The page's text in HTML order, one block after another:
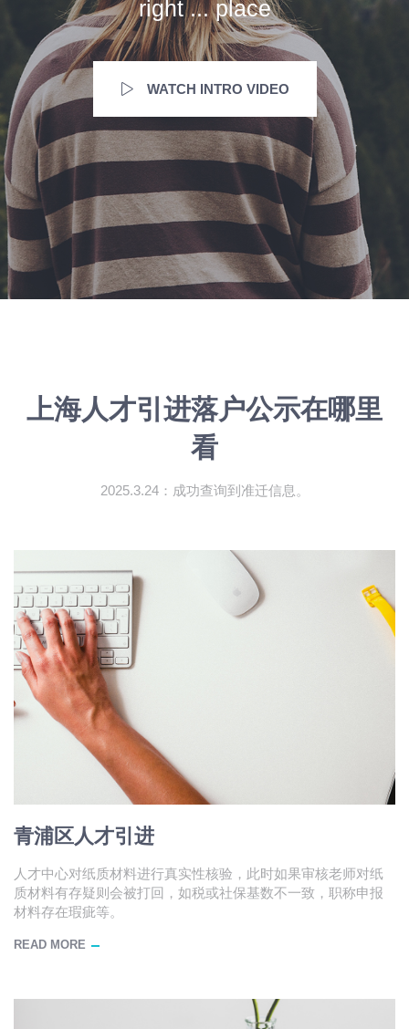
right ... place
WATCH INTRO VIDEO
上海人才引进落户公示在哪里
看
2025.3.24：成功查询到准迁信息。
青浦区人才引进
人才中心对纸质材料进行真实性核验，此时如果审核老师对纸
质材料有存疑则会被打回，如税或社保基数不一致，职称申报
材料存在瑕疵等。
READ MORE